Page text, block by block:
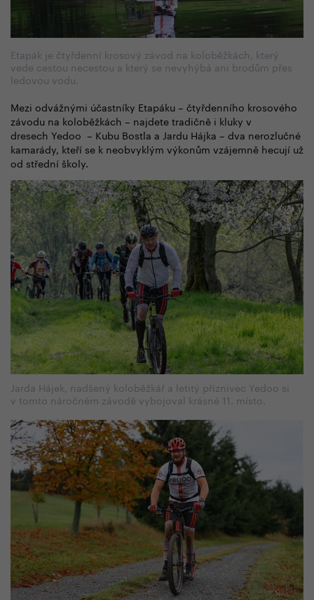
Etapák je čtyřdenní krosový závod na koloběžkách, který
vede cestou necestou a který se nevyhýbá ani brodům přes
ledovou vodu.
Mezi odvážnými účastníky Etapáku – čtyřdenního krosového
závodu na koloběžkách – najdete tradičně i kluky v
dresech Yedoo – Kubu Bostla a Jardu Hájka – dva nerozlučné
kamarády, kteří se k neobvyklým výkonům vzájemně hecují už
od střední školy.
Jarda Hájek, nadšený koloběžkář a letitý příznivec Yedoo si
v tomto náročném závodě vybojoval krásné 11. místo.